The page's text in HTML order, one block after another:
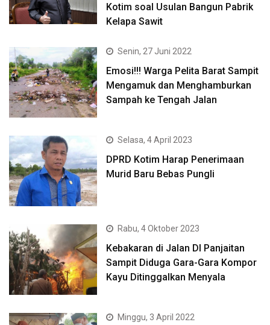
Kotim soal Usulan Bangun Pabrik
Kelapa Sawit
Senin, 27 Juni 2022
Emosi!!! Warga Pelita Barat Sampit
Mengamuk dan Menghamburkan
Sampah ke Tengah Jalan
Selasa, 4 April 2023
DPRD Kotim Harap Penerimaan
Murid Baru Bebas Pungli
Rabu, 4 Oktober 2023
Kebakaran di Jalan DI Panjaitan
Sampit Diduga Gara-Gara Kompor
Kayu Ditinggalkan Menyala
Minggu, 3 April 2022